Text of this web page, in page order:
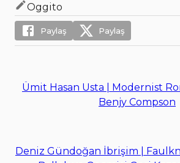
Oggito
Paylaş Paylaş
Ümit Hasan Usta | Modernist
Benjy Compson
Deniz Gündoğan İbrişim |